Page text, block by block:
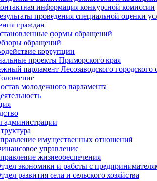
информация конкурсной комиссии
проведения специальной оценки
граждан
формы обращений
обращений
коррупции
проекты Приморского края
парламент Лесозаводского городского
молодежного парламента
администрации
имущественных отношений
управление
жизнеобеспечения
экономики и работы с
развития села и сельского хозяйства